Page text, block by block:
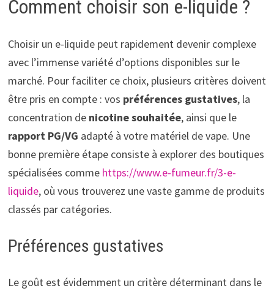
Comment choisir son e-liquide ?
Choisir un e-liquide peut rapidement devenir complexe
avec l’immense variété d’options disponibles sur le
marché. Pour faciliter ce choix, plusieurs critères doivent
être pris en compte : vos préférences gustatives, la
concentration de nicotine souhaitée, ainsi que le
rapport PG/VG adapté à votre matériel de vape. Une
bonne première étape consiste à explorer des boutiques
spécialisées comme https://www.e-fumeur.fr/3-e-
liquide, où vous trouverez une vaste gamme de produits
classés par catégories.
Préférences gustatives
Le goût est évidemment un critère déterminant dans le